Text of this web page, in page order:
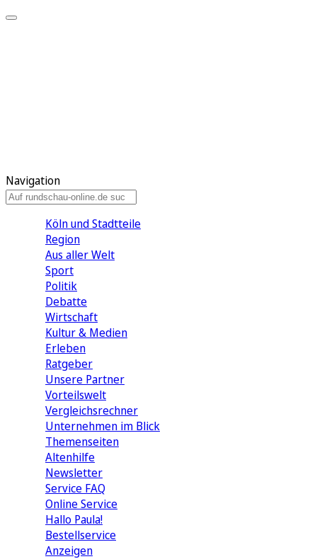
Navigation
Köln und Stadtteile
Region
Aus aller Welt
Sport
Politik
Debatte
Wirtschaft
Kultur & Medien
Erleben
Ratgeber
Unsere Partner
Vorteilswelt
Vergleichsrechner
Unternehmen im Blick
Themenseiten
Altenhilfe
Newsletter
Service FAQ
Online Service
Hallo Paula!
Bestellservice
Anzeigen